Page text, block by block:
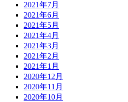
2021年7月
2021年6月
2021年5月
2021年4月
2021年3月
2021年2月
2021年1月
2020年12月
2020年11月
2020年10月